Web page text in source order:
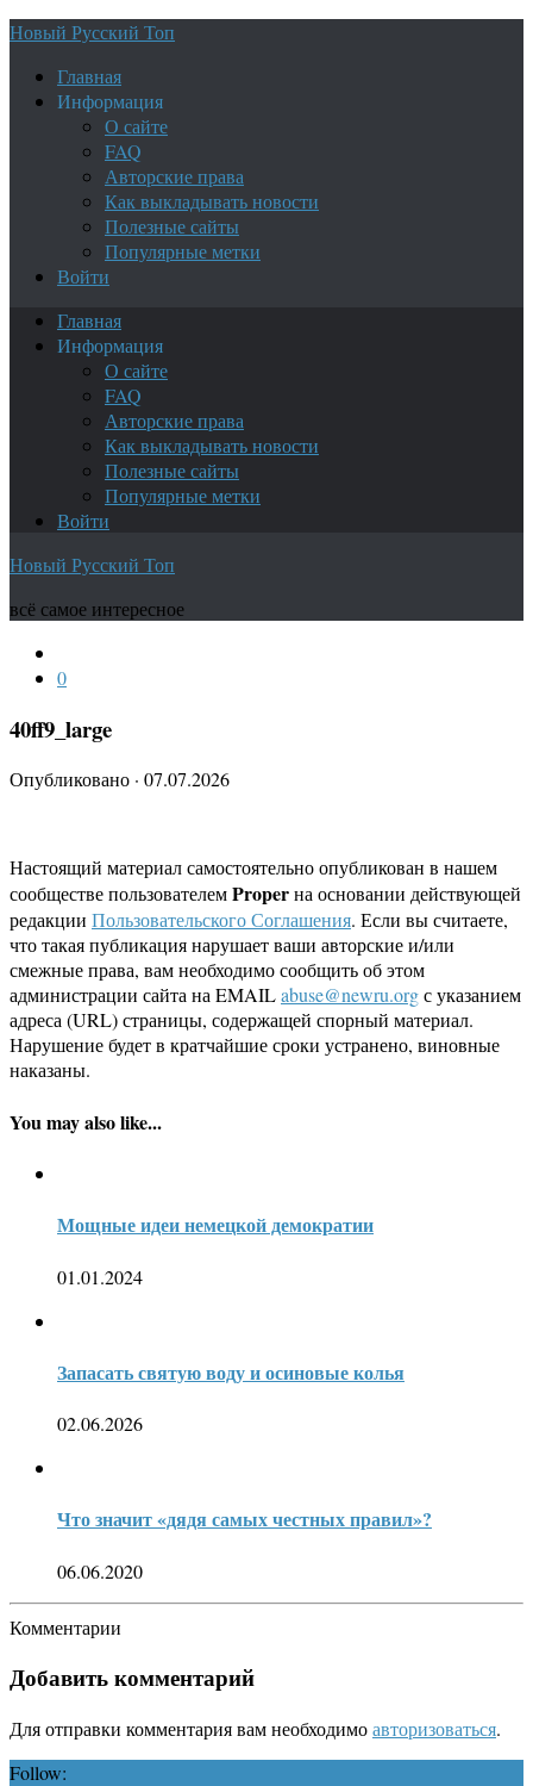
Новый Русский Топ
Главная
Информация
О сайте
FAQ
Авторские права
Как выкладывать новости
Полезные сайты
Популярные метки
Войти
Главная
Информация
О сайте
FAQ
Авторские права
Как выкладывать новости
Полезные сайты
Популярные метки
Войти
Новый Русский Топ
всё самое интересное
0
40ff9_large
Опубликовано · 07.07.2026
Настоящий материал самостоятельно опубликован в нашем
сообществе пользователемProperна основании действующей
редакции Пользовательского Соглашения. Если вы считаете,
что такая публикация нарушает ваши авторские и/или
смежные права, вам необходимо сообщить об этом
администрации сайта на EMAILabuse@newru.orgс указанием
адреса (URL) страницы, содержащей спорный материал.
Нарушение будет в кратчайшие сроки устранено, виновные
наказаны.
You may also like...
Мощные идеи немецкой демократии
01.01.2024
Запасать святую воду и осиновые колья
02.06.2026
Что значит «дядя самых честных правил»?
06.06.2020
Комментарии
Добавить комментарий
Для отправки комментария вам необходимоавторизоваться.
Follow: